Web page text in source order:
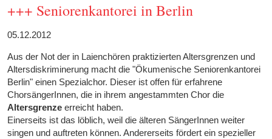
+++ Seniorenkantorei in Berlin
05.12.2012
Aus der Not der in Laienchören praktizierten Altersgrenzen und
Altersdiskriminerung macht die "Ökumenische Seniorenkantorei
Berlin" einen Spezialchor. Dieser ist offen für erfahrene
ChorsängerInnen, die in ihrem angestammten Chor die
Altersgrenze erreicht haben.
Einerseits ist das löblich, weil die älteren SängerInnen weiter
singen und auftreten können. Andererseits fördert ein spezieller